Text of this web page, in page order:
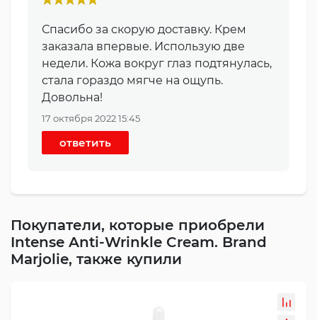
Спасибо за скорую доставку. Крем
заказала впервые. Использую две
недели. Кожа вокруг глаз подтянулась,
стала гораздо мягче на ощупь.
Довольна!
17 октября 2022 15:45
ответить
Покупатели, которые приобрели
Intense Anti-Wrinkle Cream. Brand
Marjolie, также купили